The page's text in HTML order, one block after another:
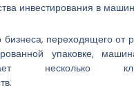
инвестирования в
переходящего от
упаковке,
несколько